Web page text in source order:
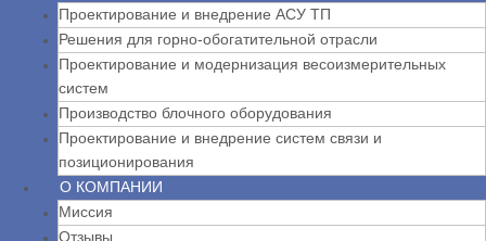
Проектирование и внедрение АСУ ТП
Решения для горно-обогатительной отрасли
Проектирование и модернизация весоизмерительных
систем
Производство блочного оборудования
Проектирование и внедрение систем связи и
позиционирования
О КОМПАНИИ
Миссия
Отзывы